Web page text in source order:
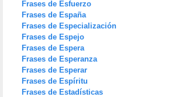
Frases de Esfuerzo
Frases de España
Frases de Especialización
Frases de Espejo
Frases de Espera
Frases de Esperanza
Frases de Esperar
Frases de Espíritu
Frases de Estadísticas